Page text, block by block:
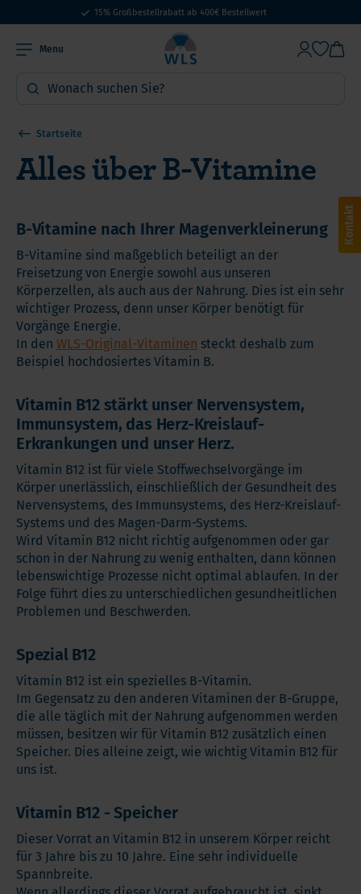
15% Großbestellrabatt ab 400€ Bestellwert
Menu
Startseite
Alles über B-Vitamine
B-Vitamine nach Ihrer Magenverkleinerung
B-Vitamine sind maßgeblich beteiligt an der
Freisetzung von Energie sowohl aus unseren
Körperzellen, als auch aus der Nahrung. Dies ist ein sehr
wichtiger Prozess, denn unser Körper benötigt für
Vorgänge Energie.
In den WLS-Original-Vitaminen steckt deshalb zum
Beispiel hochdosiertes Vitamin B.
Vitamin B12 stärkt unser Nervensystem,
Immunsystem, das Herz-Kreislauf-
Erkrankungen und unser Herz.
Vitamin B12 ist für viele Stoffwechselvorgänge im
Körper unerlässlich, einschließlich der Gesundheit des
Nervensystems, des Immunsystems, des Herz-Kreislauf-
Systems und des Magen-Darm-Systems.
Wird Vitamin B12 nicht richtig aufgenommen oder gar
schon in der Nahrung zu wenig enthalten, dann können
lebenswichtige Prozesse nicht optimal ablaufen. In der
Folge führt dies zu unterschiedlichen gesundheitlichen
Problemen und Beschwerden.
Spezial B12
Vitamin B12 ist ein spezielles B-Vitamin.
Im Gegensatz zu den anderen Vitaminen der B-Gruppe,
die alle täglich mit der Nahrung aufgenommen werden
müssen, besitzen wir für Vitamin B12 zusätzlich einen
Speicher. Dies alleine zeigt, wie wichtig Vitamin B12 für
uns ist.
Vitamin B12 - Speicher
Dieser Vorrat an Vitamin B12 in unserem Körper reicht
für 3 Jahre bis zu 10 Jahre. Eine sehr individuelle
Spannbreite.
Kontakt